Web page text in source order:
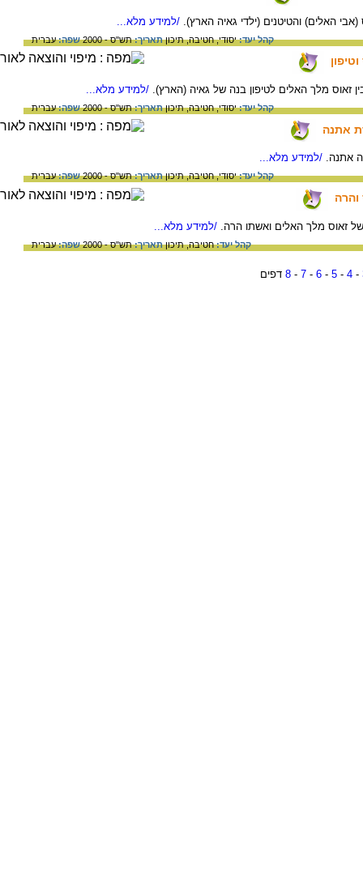
(אבי האלים) והטיטנים (ילדי גאיה הארץ). /למידע מלא...
קהל יעד:יסודי,חטיבה,תיכוןתאריך:תש"ס - 2000 שפה:עברית
זאוס מלך האלים לטיפון בנה של גאיה (הארץ). /למידע מלא...
קהל יעד:יסודי,חטיבה,תיכוןתאריך:תש"ס - 2000 שפה:עברית
אתנה
אתנה. /למידע מלא...
קהל יעד:יסודי,חטיבה,תיכוןתאריך:תש"ס - 2000 שפה:עברית
והרה
של זאוס מלך האלים ואשתו הרה. /למידע מלא...
קהל יעד:חטיבה,תיכוןתאריך:תש"ס - 2000 שפה:עברית
-
4
-
5
-
6
-
7
-
8 דפים